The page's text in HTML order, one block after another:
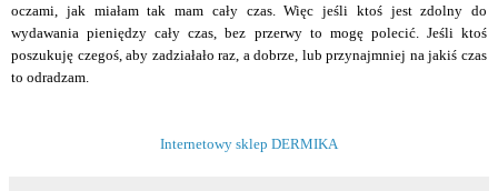
oczami, jak miałam tak mam cały czas. Więc jeśli ktoś jest zdolny do
wydawania pieniędzy cały czas, bez przerwy to mogę polecić. Jeśli ktoś
poszukuję czegoś, aby zadziałało raz, a dobrze, lub przynajmniej na jakiś czas
to odradzam.
Internetowy sklep DERMIKA